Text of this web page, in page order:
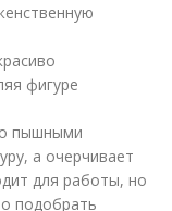
фигуре
пышными
а очерчивает
для работы, но
подобрать